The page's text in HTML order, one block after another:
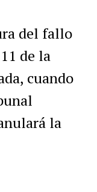
del fallo
de la
cuando
la